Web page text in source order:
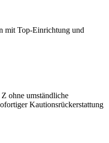
mit Top-Einrichtung und
ohne umständliche
Kautionsrückerstattung